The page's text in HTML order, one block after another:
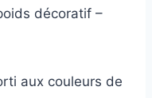
décoratif –
aux couleurs de